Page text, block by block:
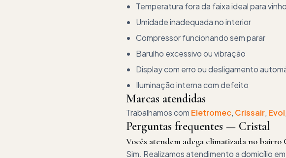
Temperatura fora da faixa ideal para
Umidade inadequada no interior
Compressor funcionando sem parar
Barulho excessivo ou vibração
Display com erro ou desligamento
Iluminação interna com defeito
Marcas atendidas
Trabalhamos com Eletromec, Crissair, Evol
Perguntas frequentes — Cristal
Vocês atendem adega climatizada no bairro
Sim. Realizamos atendimento a domicílio